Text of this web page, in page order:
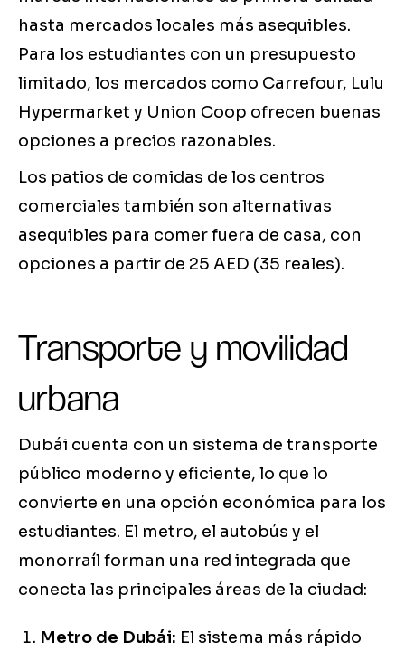
hasta mercados locales más asequibles.
Para los estudiantes con un presupuesto
limitado, los mercados como Carrefour, Lulu
Hypermarket y Union Coop ofrecen buenas
opciones a precios razonables.
Los patios de comidas de los centros
comerciales también son alternativas
asequibles para comer fuera de casa, con
opciones a partir de 25 AED (35 reales).
Transporte y movilidad
urbana
Dubái cuenta con un sistema de transporte
público moderno y eficiente, lo que lo
convierte en una opción económica para los
estudiantes. El metro, el autobús y el
monorraíl forman una red integrada que
conecta las principales áreas de la ciudad:
Metro de Dubái: El sistema más rápido